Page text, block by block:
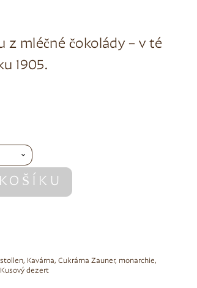
z mléčné čokolády – v té
1905.
, Kavárna, Cukrárna Zauner, monarchie,
Kusový dezert